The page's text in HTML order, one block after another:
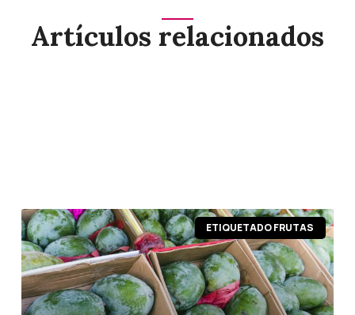
Artículos relacionados
ETIQUETADO FRUTAS
Página
PáginaPáginaPáginaPágina